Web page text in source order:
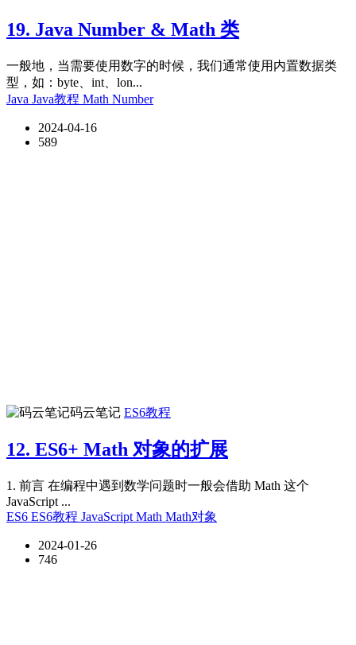
19. Java Number & Math 类
一般地，当需要使用数字的时候，我们通常使用内置数据类
型，如：byte、int、lon...
Java Java教程 Math Number
2024-04-16
589
码云笔记 ES6教程
12. ES6+ Math 对象的扩展
1. 前言 在编程中遇到数学问题时一般会借助 Math 这个
JavaScript ...
ES6 ES6教程 JavaScript Math Math对象
2024-01-26
746